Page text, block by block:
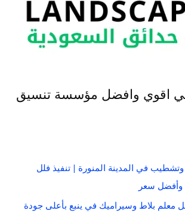
اقوي وافضل مؤسسة تنسيق
في المدينة المنورة | تنفيذ فلل
وأفضل سعر
معلم بلاط وسيراميك في ينبع بأعلى جودة